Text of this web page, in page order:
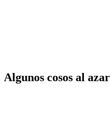
Algunos cosos al azar